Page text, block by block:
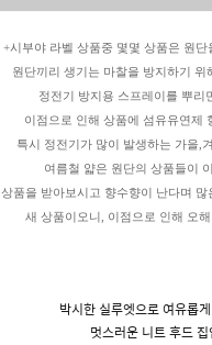
+시부야 라벨 상품중 몇몇 상품은 원단
원단끼리 생기는 마찰을 방지하기 위
정전기 방지용 스프레이를 뿌리
이점으로 인해 상품에 섬유유연제
특시 정전기가 많이 발생하는 가을,
여름철 얇은 원단의 상품들이
상품을 받아보시고 향수향이 난다며
새 상품이오니, 이점으로 인해 오
박시한 실루엣으로 여유롭
멋스러운 니트 후드